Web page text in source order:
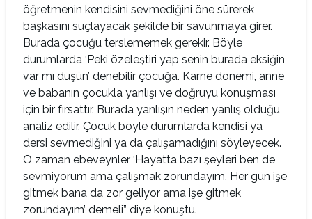
öğretmenin kendisini sevmediğini öne sürerek
başkasını suçlayacak şekilde bir savunmaya girer.
Burada çocuğu terslememek gerekir. Böyle
durumlarda ‘Peki özeleştiri yap senin burada eksiğin
var mı düşün’ denebilir çocuğa. Karne dönemi, anne
ve babanın çocukla yanlışı ve doğruyu konuşması
için bir fırsattır. Burada yanlışın neden yanlış olduğu
analiz edilir. Çocuk böyle durumlarda kendisi ya
dersi sevmediğini ya da çalışamadığını söyleyecek.
O zaman ebeveynler ‘Hayatta bazı şeyleri ben de
sevmiyorum ama çalışmak zorundayım. Her gün işe
gitmek bana da zor geliyor ama işe gitmek
zorundayım’ demeli” diye konuştu.